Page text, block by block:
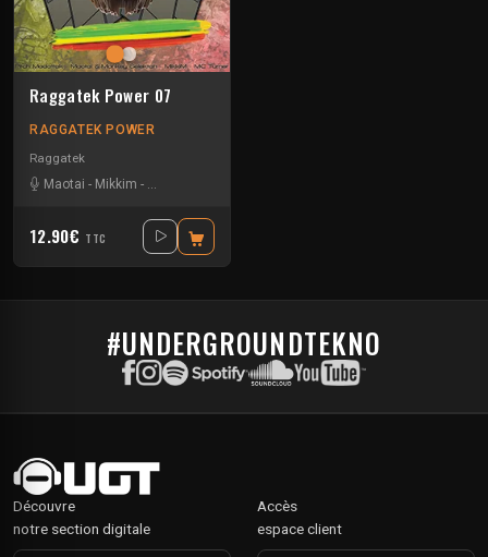
Raggatek Power 07
RAGGATEK POWER
Raggatek
Maotai - Mikkim - Monkey Selektah
12.90€ TTC
#UNDERGROUNDTEKNO
Découvre
notre section digitale
Accès
espace client